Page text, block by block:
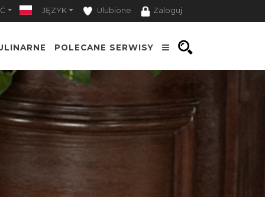
JĘZYK Ulubione Zaloguj
POLECANE SERWISY